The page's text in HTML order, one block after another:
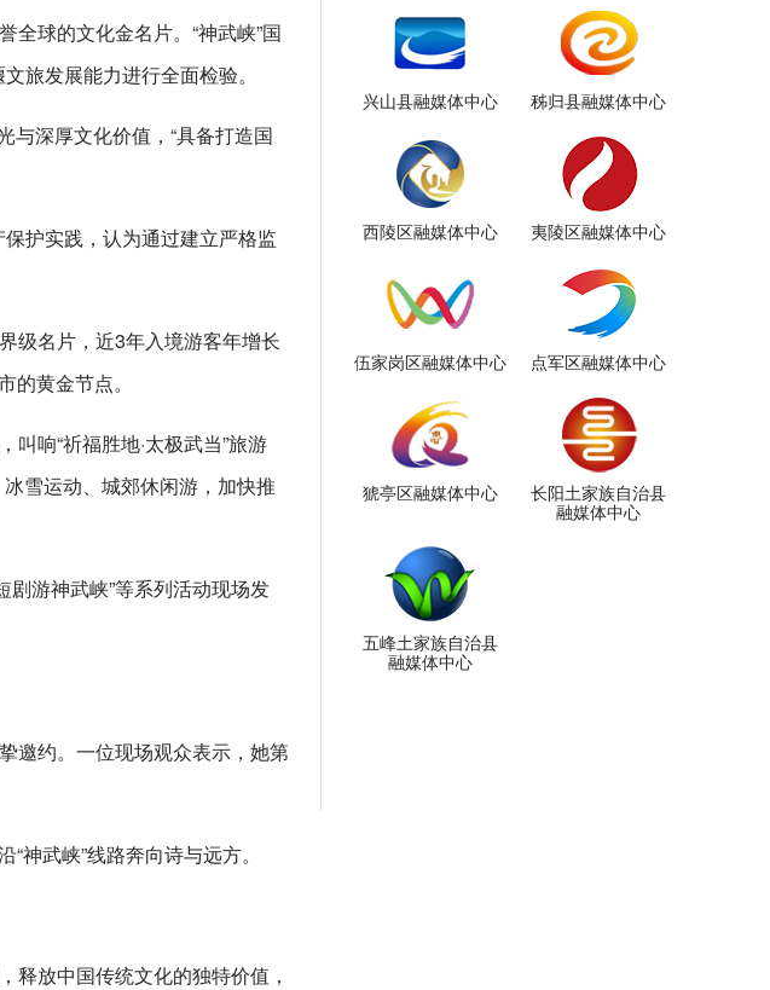
全球的文化金名片。“神武峡”国
旅发展能力进行全面检验。
与深厚文化价值，“具备打造国
护实践，认为通过建立严格监
级名片，近3年入境游客年增长
黄金节点。
响“祈福胜地·太极武当”旅游
雪运动、城郊休闲游，加快推
游神武峡”等系列活动现场发
邀约。一位现场观众表示，她第
神武峡”线路奔向诗与远方。
释放中国传统文化的独特价值，
兴山县融媒体中心 秭归县融媒体中心
西陵区融媒体中心 夷陵区融媒体中心
伍家岗区融媒体中心 点军区融媒体中心
猇亭区融媒体中心
长阳土家族自治县
融媒体中心
五峰土家族自治县
融媒体中心